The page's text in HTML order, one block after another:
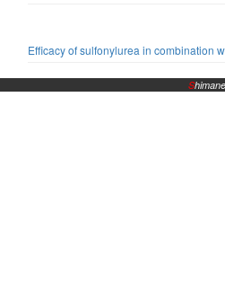
Efficacy of sulfonylurea in combination
S